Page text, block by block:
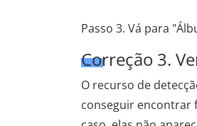
Passo 3. Vá para
Correção 3.
O recurso de
conseguir encontrar